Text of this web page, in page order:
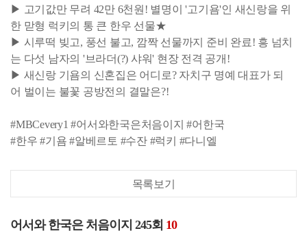
▶ 고기값만 무려 42만 6천원! 별명이 '고기욤'인 새신랑을 위
한 맏형 럭키의 통 큰 한우 선물★
▶ 시루떡 빚고, 풍선 불고, 깜짝 선물까지 준비 완료! 흥 넘치
는 다섯 남자의 '브라더(?) 샤워' 현장 전격 공개!
▶ 새신랑 기욤의 신혼집은 어디로? 자치구 명예 대표가 되
어 벌이는 불꽃 공방전의 결말은?!
#MBCevery1 #어서와한국은처음이지 #어한국
#한우 #기욤 #알베르토 #수잔 #럭키 #다니엘
목록보기
어서와 한국은 처음이지 245회 10